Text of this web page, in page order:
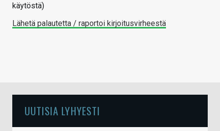
käytöstä)
Lähetä palautetta / raportoi kirjoitusvirheestä
UUTISIA LYHYESTI